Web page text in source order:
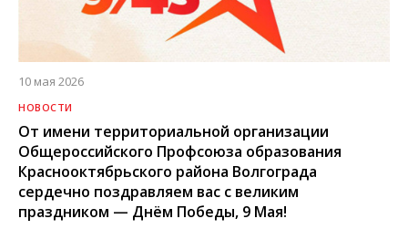
10 мая 2026
НОВОСТИ
От имени территориальной организации
Общероссийского Профсоюза образования
Краснооктябрьского района Волгограда
сердечно поздравляем вас с великим
праздником — Днём Победы, 9 Мая!